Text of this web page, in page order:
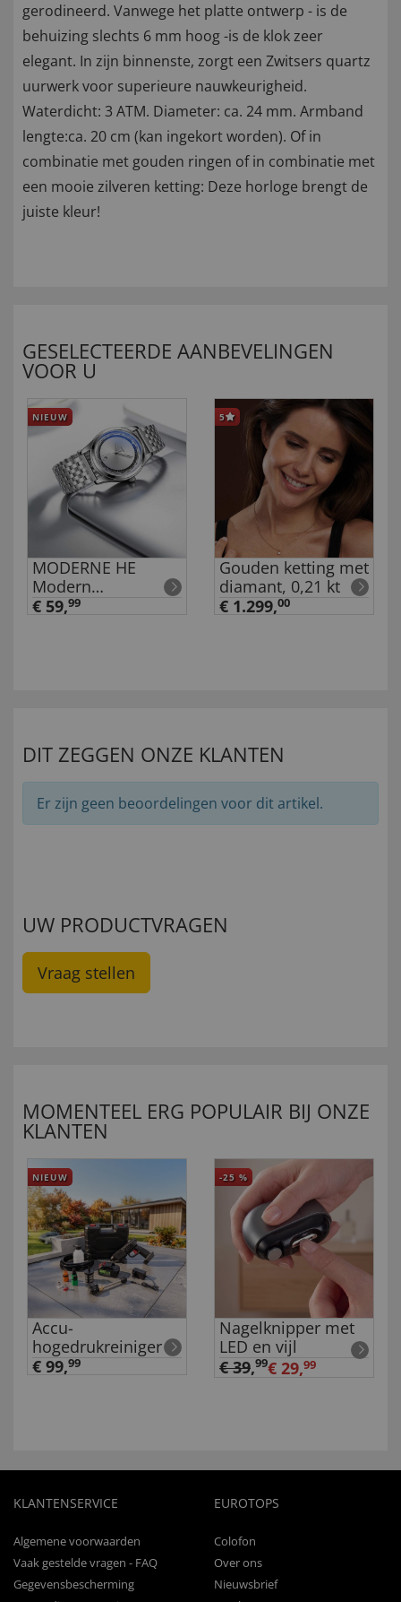
gerodineerd. Vanwege het platte ontwerp - is de
behuizing slechts 6 mm hoog -is de klok zeer
elegant. In zijn binnenste, zorgt een Zwitsers quartz
uurwerk voor superieure nauwkeurigheid.
Waterdicht: 3 ATM. Diameter: ca. 24 mm. Armband
lengte:ca. 20 cm (kan ingekort worden). Of in
combinatie met gouden ringen of in combinatie met
een mooie zilveren ketting: Deze horloge brengt de
juiste kleur!
GESELECTEERDE AANBEVELINGEN
VOOR U
NIEUW
MODERNE HE
Modern
herenhorloge
€ 59,99
5
Gouden ketting met
diamant, 0,21 kt
€ 1.299,00
DIT ZEGGEN ONZE KLANTEN
Er zijn geen beoordelingen voor dit artikel.
UW PRODUCTVRAGEN
Vraag stellen
MOMENTEEL ERG POPULAIR BIJ ONZE
KLANTEN
NIEUW
Accu-
hogedrukreiniger
€ 99,99
-25 %
Nagelknipper met
LED en vijl
€ 39,99€ 29,99
KLANTENSERVICE
Algemene voorwaarden
Vaak gestelde vragen - FAQ
Gegevensbescherming
EUROTOPS
Colofon
Over ons
Nieuwsbrief